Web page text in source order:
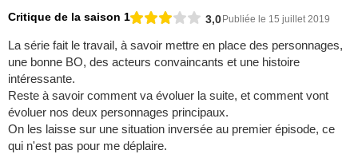
Critique de la saison 1 3,0Publiée le 15 juillet 2019
La série fait le travail, à savoir mettre en place des personnages,
une bonne BO, des acteurs convaincants et une histoire
intéressante.
Reste à savoir comment va évoluer la suite, et comment vont
évoluer nos deux personnages principaux.
On les laisse sur une situation inversée au premier épisode, ce
qui n'est pas pour me déplaire.